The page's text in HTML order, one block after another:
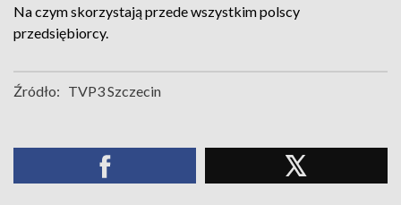
Na czym skorzystają przede wszystkim polscy
przedsiębiorcy.
Źródło: TVP3 Szczecin